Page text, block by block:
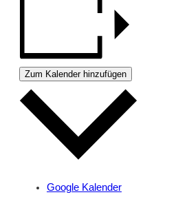
Zum Kalender hinzufügen
Google Kalender